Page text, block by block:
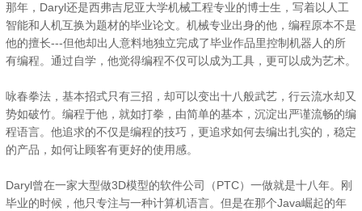
那年，Daryl还是西弗吉尼亚大学机械工程专业的博士生，写着以人工
智能和人机互换为题材的毕业论文。机械专业出身的他，编程原本不是
他的擅长---但他却出人意料地独立完成了毕业作品里控制机器人的所
有编程。通过自学，他觉得编程不仅可以成为工具，更可以成为艺术。
咏春拳法，基本招式只有三招，却可以变出十八般武艺，行云流水却又
势如破竹。编程于他，就如打拳，由简单的基本，沉淀出严谨流畅的编
程语言。他追求的不仅是编程的技巧，更追求如何去编出扎实的，稳定
的产品，如何让顾客有更好的使用感。
Daryl曾在一家大型做3D模型的软件公司（PTC）一做就是十八年。刚
毕业的时候，他只专注与一种计算机语言。但是在那个Java崛起的年